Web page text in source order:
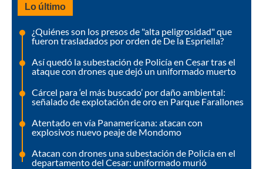
Lo último
¿Quiénes son los presos de "alta peligrosidad" que
fueron trasladados por orden de De la Espriella?
Así quedó la subestación de Policía en Cesar tras el
ataque con drones que dejó un uniformado muerto
Cárcel para ‘el más buscado’ por daño ambiental:
señalado de explotación de oro en Parque Farallones
Atentado en vía Panamericana: atacan con
explosivos nuevo peaje de Mondomo
Atacan con drones una subestación de Policía en el
departamento del Cesar: uniformado murió